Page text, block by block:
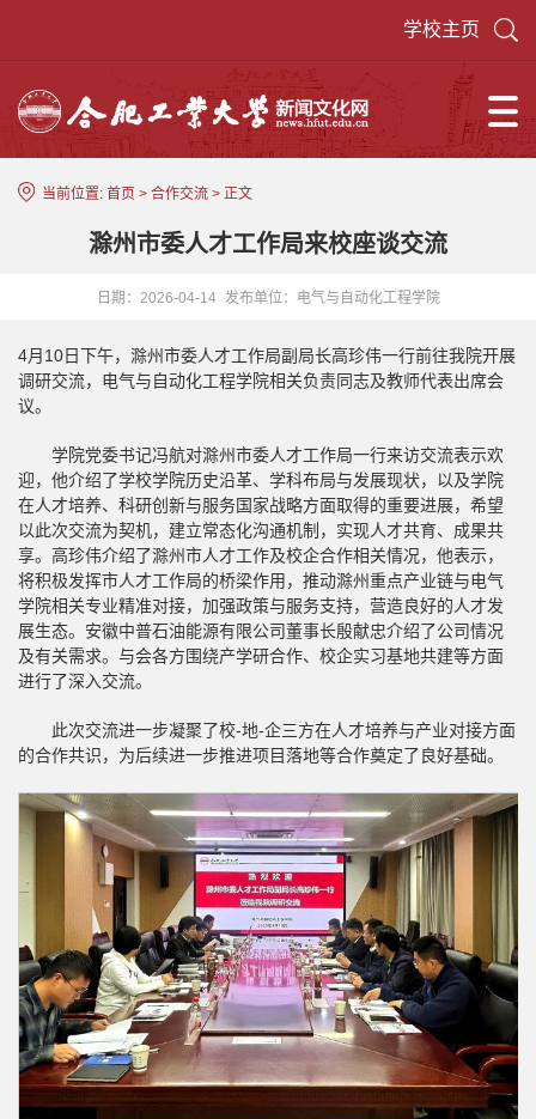
学校主页
当前位置: 首页 > 合作交流 > 正文
滁州市委人才工作局来校座谈交流
日期：2026-04-14 发布单位：电气与自动化工程学院
4月10日下午，滁州市委人才工作局副局长高珍伟一行前往我院开展
调研交流，电气与自动化工程学院相关负责同志及教师代表出席会
议。
学院党委书记冯航对滁州市委人才工作局一行来访交流表示欢
迎，他介绍了学校学院历史沿革、学科布局与发展现状，以及学院
在人才培养、科研创新与服务国家战略方面取得的重要进展，希望
以此次交流为契机，建立常态化沟通机制，实现人才共育、成果共
享。高珍伟介绍了滁州市人才工作及校企合作相关情况，他表示，
将积极发挥市人才工作局的桥梁作用，推动滁州重点产业链与电气
学院相关专业精准对接，加强政策与服务支持，营造良好的人才发
展生态。安徽中普石油能源有限公司董事长殷献忠介绍了公司情况
及有关需求。与会各方围绕产学研合作、校企实习基地共建等方面
进行了深入交流。
此次交流进一步凝聚了校-地-企三方在人才培养与产业对接方面
的合作共识，为后续进一步推进项目落地等合作奠定了良好基础。